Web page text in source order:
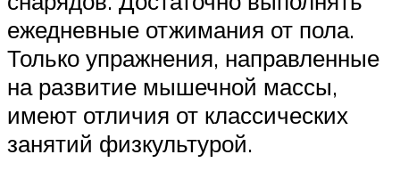
ежедневные отжимания от пола.
Только упражнения, направленные
на развитие мышечной массы,
имеют отличия от классических
занятий физкультурой.